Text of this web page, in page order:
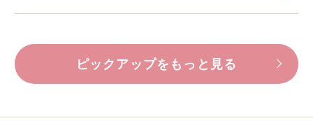
ピックアップをもっと見る